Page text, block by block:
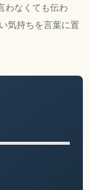
わなくても伝わ
気持ちを言葉に置